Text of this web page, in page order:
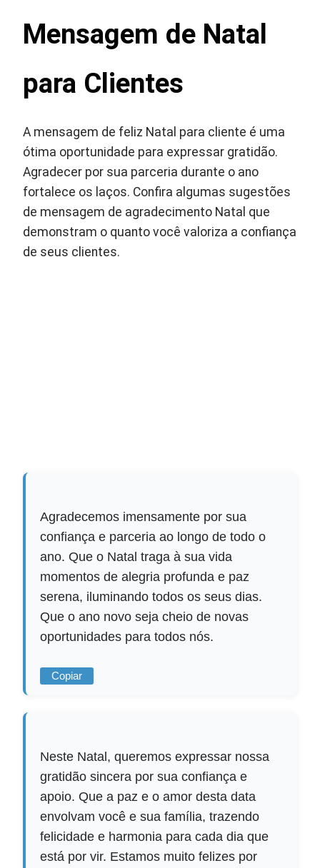
Mensagem de Natal
para Clientes
A mensagem de feliz Natal para cliente é uma
ótima oportunidade para expressar gratidão.
Agradecer por sua parceria durante o ano
fortalece os laços. Confira algumas sugestões
de mensagem de agradecimento Natal que
demonstram o quanto você valoriza a confiança
de seus clientes.
Agradecemos imensamente por sua
confiança e parceria ao longo de todo o
ano. Que o Natal traga à sua vida
momentos de alegria profunda e paz
serena, iluminando todos os seus dias.
Que o ano novo seja cheio de novas
oportunidades para todos nós.
Copiar
Neste Natal, queremos expressar nossa
gratidão sincera por sua confiança e
apoio. Que a paz e o amor desta data
envolvam você e sua família, trazendo
felicidade e harmonia para cada dia que
está por vir. Estamos muito felizes por